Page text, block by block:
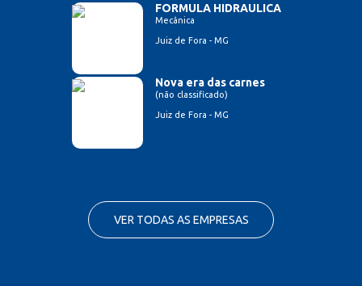
FORMULA HIDRAULICA
Mecânica
Juiz de Fora - MG
Nova era das carnes
(não classificado)
Juiz de Fora - MG
VER TODAS AS EMPRESAS